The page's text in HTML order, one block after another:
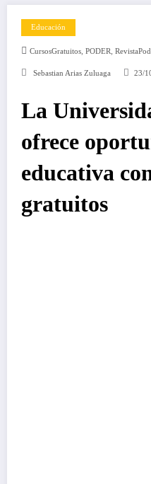
Educación
CursosGratuitos, PODER
Sebastian Arias Zuluaga 23/
La
ofrece
educativa
gratuitos